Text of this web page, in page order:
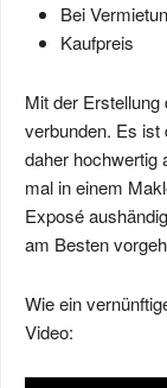
Bei
Kaufpreis
Mit der
verbunden. Es ist
daher hochwertig
mal in einem
Exposé
am Besten
Wie ein
Video: